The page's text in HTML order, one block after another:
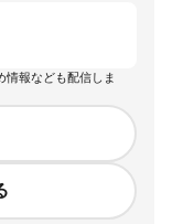
情報なども配信しま